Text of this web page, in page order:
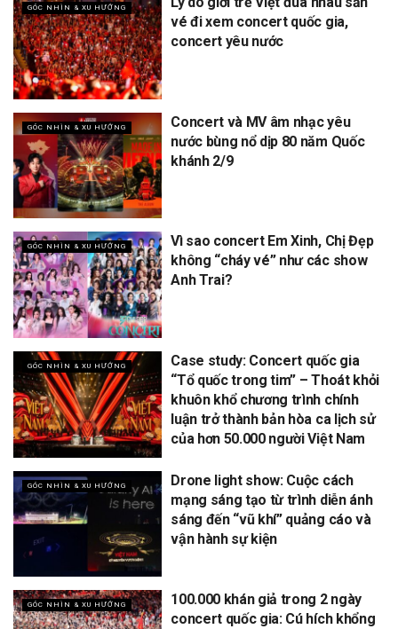
GÓC NHÌN & XU HƯỚNG
vé đi xem concert quốc gia,
concert yêu nước
GÓC NHÌN & XU HƯỚNG
Concert và MV âm nhạc yêu
nước bùng nổ dịp 80 năm Quốc
khánh 2/9
GÓC NHÌN & XU HƯỚNG
Vì sao concert Em Xinh, Chị Đẹp
không “cháy vé” như các show
Anh Trai?
GÓC NHÌN & XU HƯỚNG
Case study: Concert quốc gia
“Tổ quốc trong tim” – Thoát khỏi
khuôn khổ chương trình chính
luận trở thành bản hòa ca lịch sử
của hơn 50.000 người Việt Nam
GÓC NHÌN & XU HƯỚNG
Drone light show: Cuộc cách
mạng sáng tạo từ trình diễn ánh
sáng đến “vũ khí” quảng cáo và
vận hành sự kiện
GÓC NHÌN & XU HƯỚNG
100.000 khán giả trong 2 ngày
concert quốc gia: Cú hích khổng